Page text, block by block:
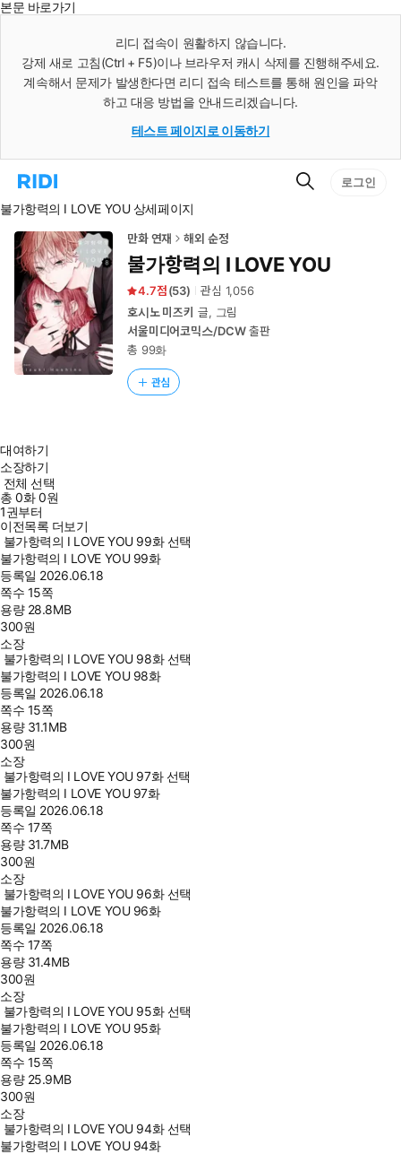
본문 바로가기
리디 접속이 원활하지 않습니다.
강제 새로 고침(Ctrl + F5)이나 브라우저 캐시 삭제를 진행해주세요.
계속해서 문제가 발생한다면 리디 접속 테스트를 통해 원인을 파악
하고 대응 방법을 안내드리겠습니다.
테스트 페이지로 이동하기
리
홈
로
이
동
검
로그인
불가항력의 I LOVE YOU 상세페이지
만화 연재 해외 순정
불가항력의 I LOVE YOU
4.7 (53) 관심 1,056
호시노 미즈키 글, 그림
서울미디어코믹스/DCW출판
총 99화
관심
대여하기
소장하기
전체 선택
총0화0원
1권부터
이전목록 더보기
불가항력의 I LOVE YOU 99화 선택
불가항력의 I LOVE YOU 99화
등록일 2026.06.18
쪽수 15쪽
용량 28.8MB
300원
소장
불가항력의 I LOVE YOU 98화 선택
불가항력의 I LOVE YOU 98화
등록일 2026.06.18
쪽수 15쪽
용량 31.1MB
300원
소장
불가항력의 I LOVE YOU 97화 선택
불가항력의 I LOVE YOU 97화
등록일 2026.06.18
쪽수 17쪽
용량 31.7MB
300원
소장
불가항력의 I LOVE YOU 96화 선택
불가항력의 I LOVE YOU 96화
등록일 2026.06.18
쪽수 17쪽
용량 31.4MB
300원
소장
불가항력의 I LOVE YOU 95화 선택
불가항력의 I LOVE YOU 95화
등록일 2026.06.18
쪽수 15쪽
용량 25.9MB
300원
소장
불가항력의 I LOVE YOU 94화 선택
불가항력의 I LOVE YOU 94화